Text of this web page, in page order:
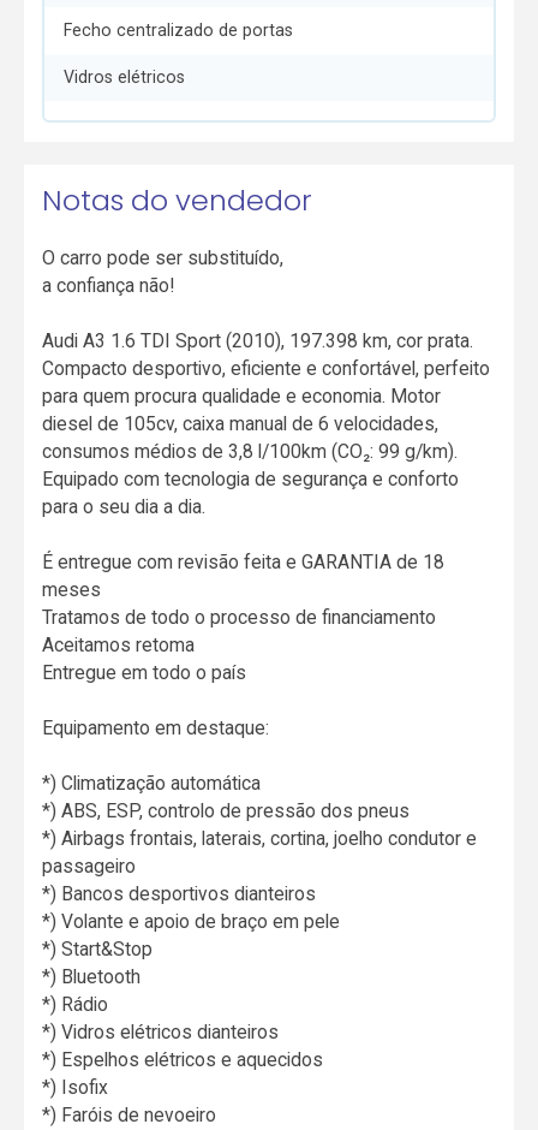
Fecho centralizado de portas
Vidros elétricos
Notas do vendedor
O carro pode ser substituído,
a confiança não!
Audi A3 1.6 TDI Sport (2010), 197.398 km, cor prata.
Compacto desportivo, eficiente e confortável, perfeito
para quem procura qualidade e economia. Motor
diesel de 105cv, caixa manual de 6 velocidades,
consumos médios de 3,8 l/100km (CO₂: 99 g/km).
Equipado com tecnologia de segurança e conforto
para o seu dia a dia.
É entregue com revisão feita e GARANTIA de 18
meses
Tratamos de todo o processo de financiamento
Aceitamos retoma
Entregue em todo o país
Equipamento em destaque:
*) Climatização automática
*) ABS, ESP, controlo de pressão dos pneus
*) Airbags frontais, laterais, cortina, joelho condutor e
passageiro
*) Bancos desportivos dianteiros
*) Volante e apoio de braço em pele
*) Start&Stop
*) Bluetooth
*) Rádio
*) Vidros elétricos dianteiros
*) Espelhos elétricos e aquecidos
*) Isofix
*) Faróis de nevoeiro